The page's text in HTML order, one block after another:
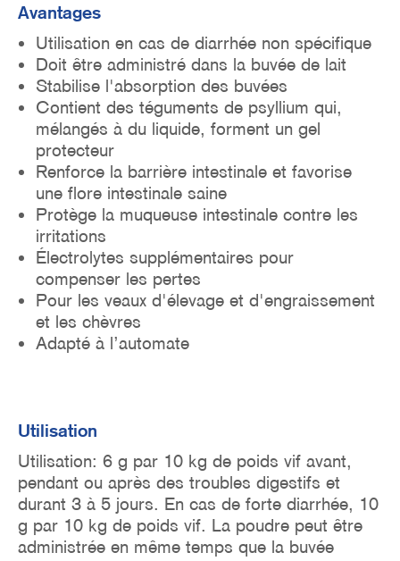
Avantages
Utilisation en cas de diarrhée non spécifique
Doit être administré dans la buvée de lait
Stabilise l'absorption des buvées
Contient des téguments de psyllium qui,
mélangés à du liquide, forment un gel
protecteur
Renforce la barrière intestinale et favorise
une flore intestinale saine
Protège la muqueuse intestinale contre les
irritations
Électrolytes supplémentaires pour
compenser les pertes
Pour les veaux d'élevage et d'engraissement
et les chèvres
Adapté à l’automate
Utilisation
Utilisation: 6 g par 10 kg de poids vif avant,
pendant ou après des troubles digestifs et
durant 3 à 5 jours. En cas de forte diarrhée, 10
g par 10 kg de poids vif. La poudre peut être
administrée en même temps que la buvée